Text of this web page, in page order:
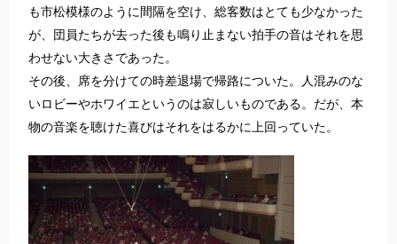
も市松模様のように間隔を空け、総客数はとても少なかった
が、団員たちが去った後も鳴り止まない拍手の音はそれを思
わせない大きさであった。
その後、席を分けての時差退場で帰路についた。人混みのな
いロビーやホワイエというのは寂しいものである。だが、本
物の音楽を聴けた喜びはそれをはるかに上回っていた。